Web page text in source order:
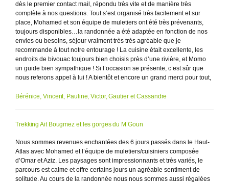
dès le premier contact mail, répondu très vite et de manière très
complète à nos questions. Tout s’est organisé très facilement et sur
place, Mohamed et son équipe de muletiers ont été très prévenants,
toujours disponibles…la randonnée a été adaptée en fonction de nos
envies ou besoins, séjour vraiment très très agréable que je
recommande à tout notre entourage ! La cuisine était excellente, les
endroits de bivouac toujours bien choisis près d’une rivière, et Momo
un guide bien sympathique ! Si l’occasion se présente, c’est sûr que
nous referons appel à lui ! A bientôt et encore un grand merci pour tout,
Bérénice, Vincent, Pauline, Victor, Gautier et Cassandre
Trekking Ait Bougmez et les gorges du M’Goun
Nous sommes revenues enchantées des 6 jours passés dans le Haut-
Atlas avec Mohamed et l’équipe de muletiers/cuisiniers composée
d’Omar et Aziz. Les paysages sont impressionnants et très variés, le
parcours est calme et offre certains jours un agréable sentiment de
solitude. Au cours de la randonnée nous nous sommes aussi régalées